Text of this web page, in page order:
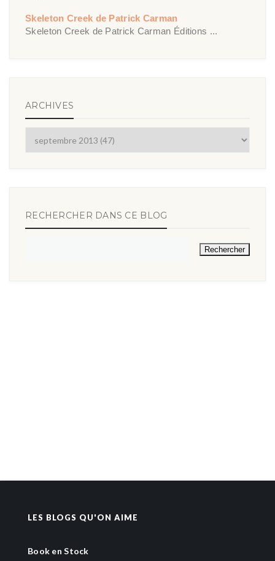
Skeleton Creek de Patrick Carman
Skeleton Creek de Patrick Carman Éditions ...
ARCHIVES
RECHERCHER DANS CE BLOG
LES BLOGS QU'ON AIME
Book en Stock